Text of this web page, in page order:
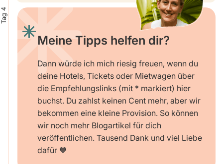
Tag 4
Meine Tipps helfen dir?
Dann würde ich mich riesig freuen, wenn du
deine Hotels, Tickets oder Mietwagen über
die Empfehlungslinks (mit * markiert) hier
buchst. Du zahlst keinen Cent mehr, aber wir
bekommen eine kleine Provision. So können
wir noch mehr Blogartikel für dich
veröffentlichen. Tausend Dank und viel Liebe
dafür 🧡